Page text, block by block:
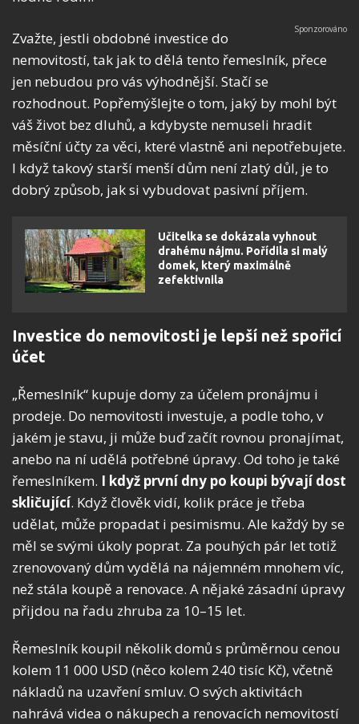
Zvažte, jestli obdobné investice do
nemovitostí, tak jak to dělá tento řemeslník, přece
jen nebudou pro vás výhodnější. Stačí se
rozhodnout. Popřemýšlejte o tom, jaký by mohl být
váš život bez dluhů, a kdybyste nemuseli hradit
měsíční účty za věci, které vlastně ani nepotřebujete.
I když takový starší menší dům není zlatý důl, je to
dobrý způsob, jak si vybudovat pasivní příjem.
Učitelka se dokázala vyhnout
drahému nájmu. Pořídila si malý
domek, který maximálně
zefektivnila
Investice do nemovitosti je lepší než spořicí
účet
„Řemeslník“ kupuje domy za účelem pronájmu i
prodeje. Do nemovitosti investuje, a podle toho, v
jakém je stavu, ji může buď začít rovnou pronajímat,
anebo na ní udělá potřebné úpravy. Od toho je také
řemeslníkem. I když první dny po koupi bývají dost
skličující. Když člověk vidí, kolik práce je třeba
udělat, může propadat i pesimismu. Ale každý by se
měl se svými úkoly poprat. Za pouhých pár let totiž
zrenovovaný dům vydělá na nájemném mnohem víc,
než stála koupě a renovace. A nějaké zásadní úpravy
přijdou na řadu zhruba za 10–15 let.
Řemeslník koupil několik domů s průměrnou cenou
kolem 11 000 USD (něco kolem 240 tisíc Kč), včetně
nákladů na uzavření smluv. O svých aktivitách
nahrává videa o nákupech a renovacích nemovitostí